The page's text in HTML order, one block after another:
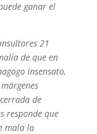
ganar el
21
de que en
insensato,
de
responde que
mala la